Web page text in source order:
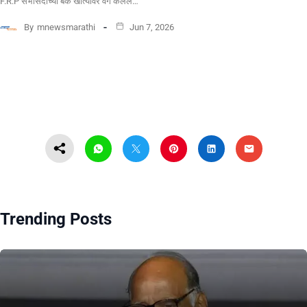
By mnewsmarathi Jun 7, 2026
Trending Posts